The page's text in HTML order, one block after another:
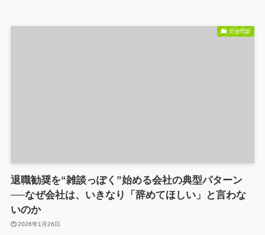
労使問題
退職勧奨を“雑談っぽく”始める会社の典型パターン
──なぜ会社は、いきなり「辞めてほしい」と言わな
いのか
2026年1月26日